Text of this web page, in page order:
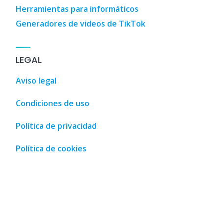
Herramientas para informáticos
Generadores de videos de TikTok
LEGAL
Aviso legal
Condiciones de uso
Política de privacidad
Política de cookies